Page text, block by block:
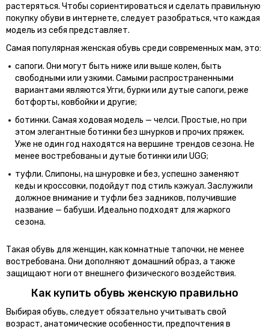
растеряться. Чтобы сориентироваться и сделать правильную
покупку обуви в интернете, следует разобраться, что каждая
модель из себя представляет.
Самая популярная женская обувь среди современных мам, это:
сапоги. Они могут быть ниже или выше колен, быть
свободными или узкими. Самыми распространенными
вариантами являются Угги, бурки или дутые сапоги, реже
ботфорты, ковбойки и другие;
ботинки. Самая ходовая модель — челси. Простые, но при
этом элегантные ботинки без шнурков и прочих пряжек.
Уже не один год находятся на вершине трендов сезона. Не
менее востребованы и дутые ботинки или UGG;
туфли. Слипоны, на шнуровке и без, успешно заменяют
кеды и кроссовки, подойдут под стиль кэжуал. Заслужили
должное внимание и туфли без задников, получившие
название — бабуши. Идеально подходят для жаркого
сезона.
Такая обувь для женщин, как комнатные тапочки, не менее
востребована. Они дополняют домашний образ, а также
защищают ноги от внешнего физического воздействия.
Как купить обувь женскую правильно
Выбирая обувь, следует обязательно учитывать свой
возраст, анатомические особенности, предпочтения в